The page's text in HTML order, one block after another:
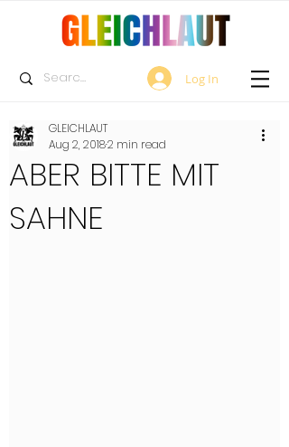
Log In
ABER BITTE MIT
SAHNE
GLEICHLAUT
Aug 2, 20182 min read